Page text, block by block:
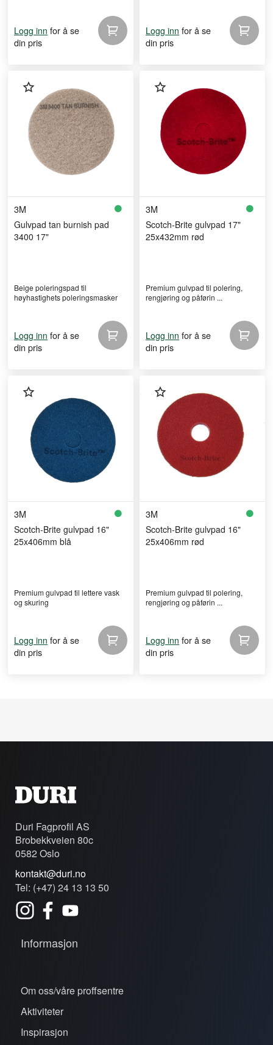
Logg inn for å se
din pris
Logg inn for å se
din pris
3M
Gulvpad tan burnish pad
3400 17"
Beige poleringspad til
høyhastighets poleringsmasker
Logg inn for å se
din pris
3M
Scotch-Brite gulvpad 17"
25x432mm rød
Premium gulvpad til polering,
rengjøring og påførin ...
Logg inn for å se
din pris
3M
Scotch-Brite gulvpad 16"
25x406mm blå
Premium gulvpad til lettere vask
og skuring
Logg inn for å se
din pris
3M
Scotch-Brite gulvpad 16"
25x406mm rød
Premium gulvpad til polering,
rengjøring og påførin ...
Logg inn for å se
din pris
Duri Fagprofil AS
Brobekkveien 80c
0582 Oslo
kontakt@duri.no
Tel: (+47) 24 13 13 50
Informasjon
Om oss/våre proffsentre
Aktiviteter
Inspirasjon